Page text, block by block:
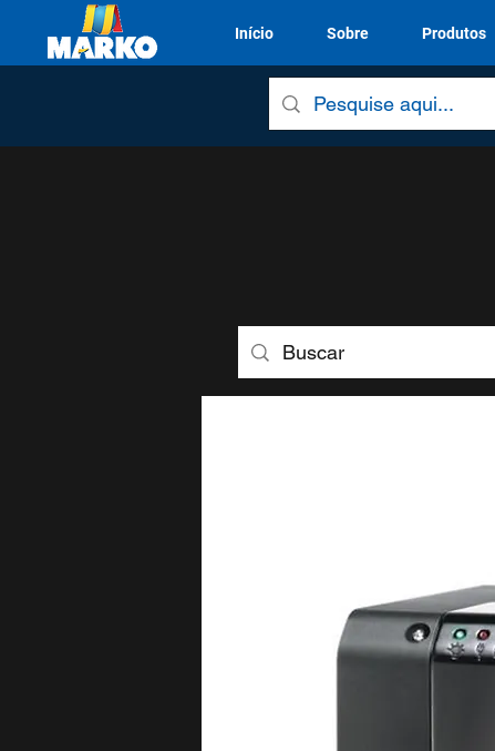
Início Sobre Produtos